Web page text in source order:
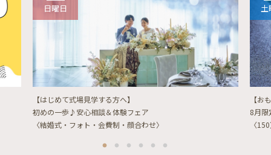
日曜日
【はじめて式場見学する方へ】
初めの一歩♪安心相談＆体験フェア
〈結婚式・フォト・会費制・顔合わせ〉
土
【お
8月限
〈